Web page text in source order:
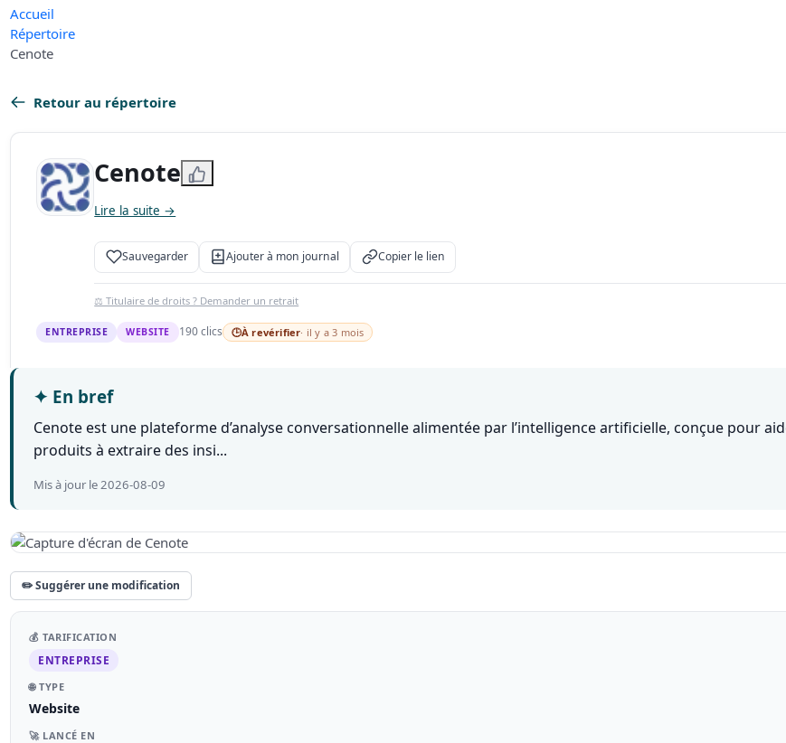
Accueil
Répertoire
Cenote
Retour au répertoire
Cenote
Lire la suite →
Sauvegarder Ajouter à mon journal Copier le lien
⚖️ Titulaire de droits ? Demander un retrait
ENTREPRISE WEBSITE 190 clics 🕒À revérifier· il y a 3 mois
✦ En bref
Cenote est une plateforme d’analyse conversationnelle alimentée par l’intelligence artificielle, conçue pour
produits à extraire des insi...
Mis à jour le 2026-08-09
✏️ Suggérer une modification
💰 TARIFICATION
ENTREPRISE
🌐 TYPE
Website
🚀 LANCÉ EN